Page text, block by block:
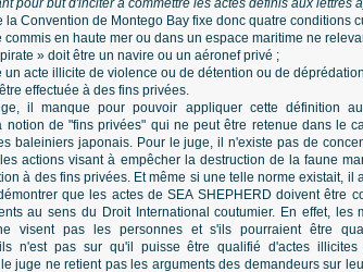
pour but d'inciter à commettre les actes définis aux lettres
la Convention de Montego Bay fixe donc quatre conditions
commis en haute mer ou dans un espace maritime ne
» doit être un navire ou un aéronef privé ;
un acte illicite de violence ou de détention ou de
effectuée à des fins privées.
il manque pour pouvoir appliquer cette définition
notion de "fins privées" qui ne peut être retenue dans le
baleiniers japonais. Pour le juge, il n'existe pas de
actions visant à empêcher la destruction de la faune
à des fins privées. Et même si une telle norme existait, il
que les actes de SEA SHEPHERD doivent être
au sens du Droit International coutumier. En effet, les
visent pas les personnes et s'ils pourraient être
n'est pas sur qu'il puisse être qualifié d'actes
juge ne retient pas les arguments des demandeurs sur